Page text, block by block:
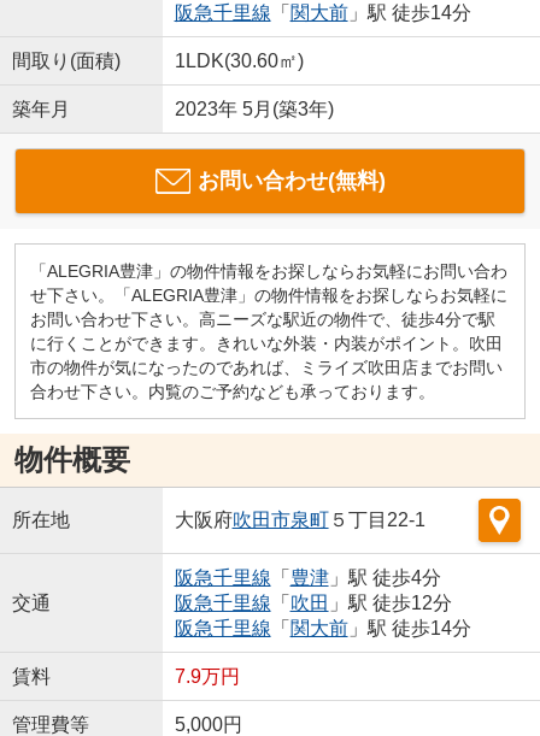
阪急千里線 「 関大前」駅 徒歩14分
間取り(面積) 1LDK(30.60㎡)
築年月 2023年 5月(築3年)
お問い合わせ(無料)
「ALEGRIA豊津」の物件情報をお探しならお気軽にお問い合わ
せ下さい。「ALEGRIA豊津」の物件情報をお探しならお気軽に
お問い合わせ下さい。高ニーズな駅近の物件で、徒歩4分で駅
に行くことができます。きれいな外装・内装がポイント。吹田
市の物件が気になったのであれば、ミライズ吹田店までお問い
合わせ下さい。内覧のご予約なども承っております。
物件概要
所在地 大阪府吹田市泉町５丁目22-1
交通
阪急千里線 「 豊津」駅 徒歩4分
阪急千里線 「 吹田 」駅 徒歩12分
阪急千里線 「 関大前」駅 徒歩14分
賃料 7.9万円
管理費等 5,000円